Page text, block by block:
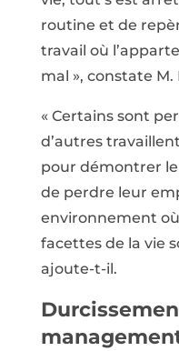
routine et de
travail où
mal », constate M.
« Certains sont
d’autres
pour démontrer
de perdre leur
environnement
facettes de la vie
ajoute-t-il.